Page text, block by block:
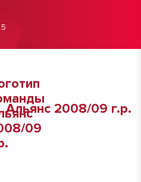
Альянс 2008/09 г.р.